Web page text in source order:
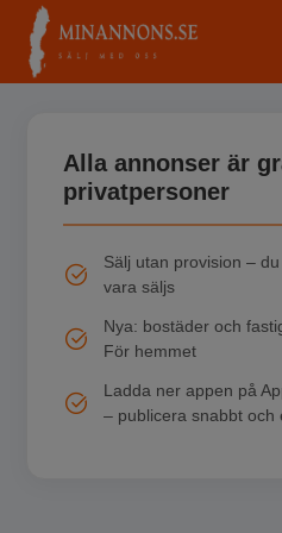
Alla annonser är
privatpersoner
Sälj utan provision –
vara säljs
Nya: bostäder och
För hemmet
Ladda ner appen på
– publicera snabbt och